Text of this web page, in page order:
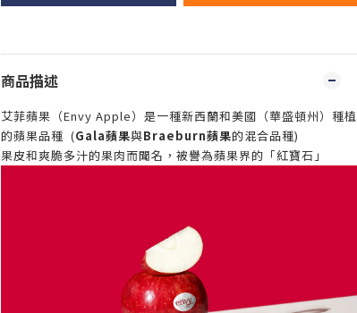
商品描述
艾菲蘋果（Envy Apple）是一種新西蘭和美國（華盛頓州）種植
的蘋果品種 (Gala蘋果與Braeburn蘋果的混合品種)
果皮和爽脆多汁的果肉而聞名，被譽為蘋果界的「紅寶石」